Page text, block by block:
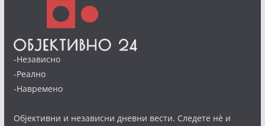
-Независно
-Реално
-Навремено
Објективни и независни дневни вести. Следете нè и